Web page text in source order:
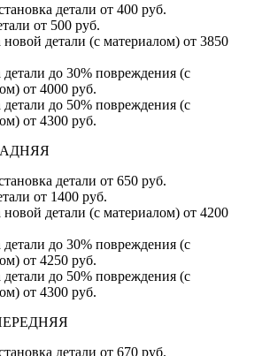
детали от 400 руб.
от 500 руб.
новой детали (с материалом) от 3850
детали до 30% повреждения (с
от 4000 руб.
детали до 50% повреждения (с
от 4300 руб.
детали от 650 руб.
от 1400 руб.
детали (с материалом) от 4200
детали до 30% повреждения (с
от 4250 руб.
детали до 50% повреждения (с
от 4300 руб.
детали от 670 руб.